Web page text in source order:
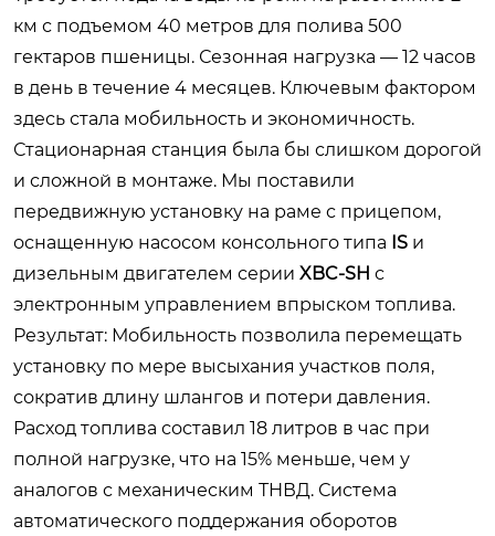
км с подъемом 40 метров для полива 500
гектаров пшеницы. Сезонная нагрузка — 12 часов
в день в течение 4 месяцев. Ключевым фактором
здесь стала мобильность и экономичность.
Стационарная станция была бы слишком дорогой
и сложной в монтаже. Мы поставили
передвижную установку на раме с прицепом,
оснащенную насосом консольного типа IS и
дизельным двигателем серии XBC-SH с
электронным управлением впрыском топлива.
Результат: Мобильность позволила перемещать
установку по мере высыхания участков поля,
сократив длину шлангов и потери давления.
Расход топлива составил 18 литров в час при
полной нагрузке, что на 15% меньше, чем у
аналогов с механическим ТНВД. Система
автоматического поддержания оборотов